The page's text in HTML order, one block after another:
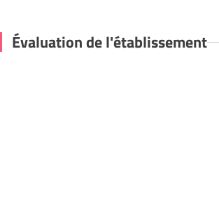
Évaluation de l'établissement